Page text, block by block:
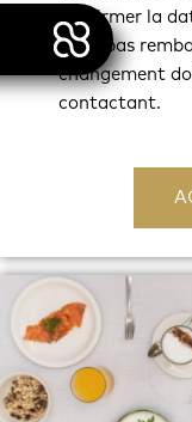
confirmer la
n'est pas
changement
contactant.